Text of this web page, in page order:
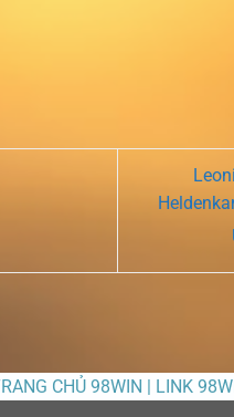
CHỦ 98WIN | LINK